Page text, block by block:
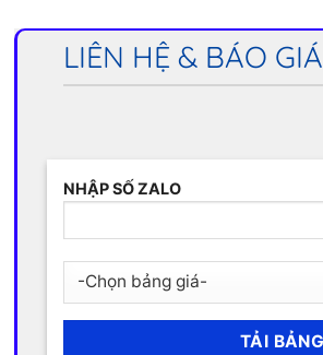
LIÊN HỆ & BÁO GIÁ
NHẬP SỐ ZALO